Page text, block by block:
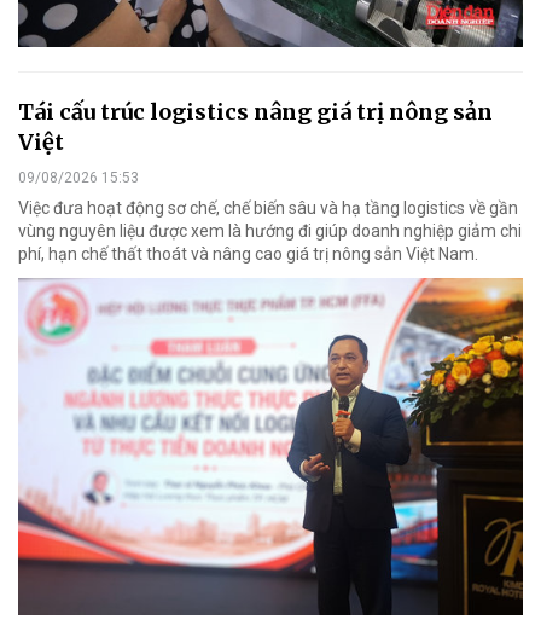
Tái cấu trúc logistics nâng giá trị nông sản
Việt
09/08/2026 15:53
Việc đưa hoạt động sơ chế, chế biến sâu và hạ tầng logistics về gần
vùng nguyên liệu được xem là hướng đi giúp doanh nghiệp giảm chi
phí, hạn chế thất thoát và nâng cao giá trị nông sản Việt Nam.